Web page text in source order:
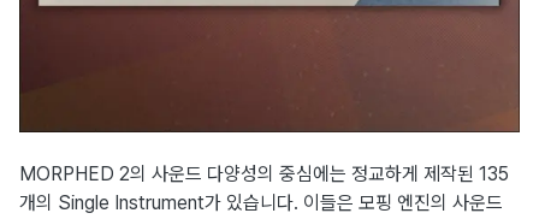
MORPHED 2의 사운드 다양성의 중심에는 정교하게 제작된 135
개의 Single Instrument가 있습니다. 이들은 모핑 엔진의 사운드